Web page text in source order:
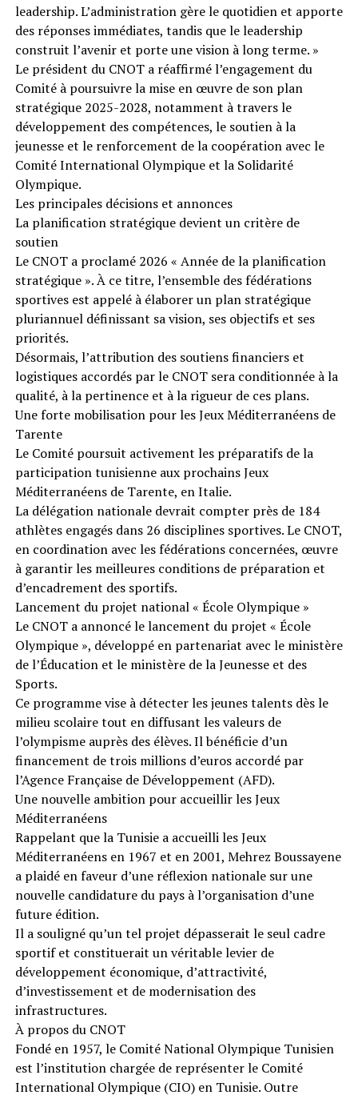
leadership. L’administration gère le quotidien et apporte
des réponses immédiates, tandis que le leadership
construit l’avenir et porte une vision à long terme. »
Le président du CNOT a réaffirmé l’engagement du
Comité à poursuivre la mise en œuvre de son plan
stratégique 2025-2028, notamment à travers le
développement des compétences, le soutien à la
jeunesse et le renforcement de la coopération avec le
Comité International Olympique et la Solidarité
Olympique.
Les principales décisions et annonces
La planification stratégique devient un critère de
soutien
Le CNOT a proclamé 2026 « Année de la planification
stratégique ». À ce titre, l’ensemble des fédérations
sportives est appelé à élaborer un plan stratégique
pluriannuel définissant sa vision, ses objectifs et ses
priorités.
Désormais, l’attribution des soutiens financiers et
logistiques accordés par le CNOT sera conditionnée à la
qualité, à la pertinence et à la rigueur de ces plans.
Une forte mobilisation pour les Jeux Méditerranéens de
Tarente
Le Comité poursuit activement les préparatifs de la
participation tunisienne aux prochains Jeux
Méditerranéens de Tarente, en Italie.
La délégation nationale devrait compter près de 184
athlètes engagés dans 26 disciplines sportives. Le CNOT,
en coordination avec les fédérations concernées, œuvre
à garantir les meilleures conditions de préparation et
d’encadrement des sportifs.
Lancement du projet national « École Olympique »
Le CNOT a annoncé le lancement du projet « École
Olympique », développé en partenariat avec le ministère
de l’Éducation et le ministère de la Jeunesse et des
Sports.
Ce programme vise à détecter les jeunes talents dès le
milieu scolaire tout en diffusant les valeurs de
l’olympisme auprès des élèves. Il bénéficie d’un
financement de trois millions d’euros accordé par
l’Agence Française de Développement (AFD).
Une nouvelle ambition pour accueillir les Jeux
Méditerranéens
Rappelant que la Tunisie a accueilli les Jeux
Méditerranéens en 1967 et en 2001, Mehrez Boussayene
a plaidé en faveur d’une réflexion nationale sur une
nouvelle candidature du pays à l’organisation d’une
future édition.
Il a souligné qu’un tel projet dépasserait le seul cadre
sportif et constituerait un véritable levier de
développement économique, d’attractivité,
d’investissement et de modernisation des
infrastructures.
À propos du CNOT
Fondé en 1957, le Comité National Olympique Tunisien
est l’institution chargée de représenter le Comité
International Olympique (CIO) en Tunisie. Outre